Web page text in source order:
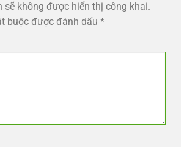
sẽ không được hiển thị công khai.
buộc được đánh dấu *